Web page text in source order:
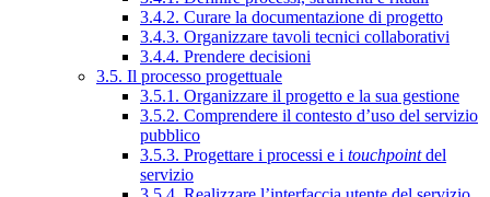
3.4.2. Curare la documentazione di progetto
3.4.3. Organizzare tavoli tecnici collaborativi
3.4.4. Prendere decisioni
3.5. Il processo progettuale
3.5.1. Organizzare il progetto e la sua gestione
3.5.2. Comprendere il contesto d’uso del servizio
pubblico
3.5.3. Progettare i processi e i touchpointdel
servizio